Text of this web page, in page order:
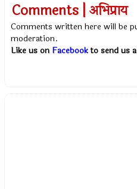
Comments | अभिप्राय
Comments written here will be
moderation.
Like us on Facebookto send us